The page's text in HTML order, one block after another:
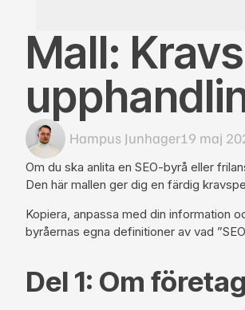
Mall:
Hampus Junhager19 maj
Om du ska anlita en SEO-byrå eller
Den här mallen ger dig en färdig
Kopiera, anpassa med din information
byråernas egna definitioner av vad
Del 1: Om